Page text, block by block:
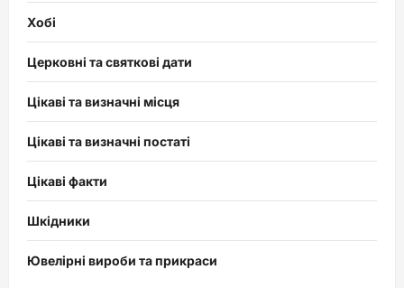
Хобі
Церковні та святкові дати
Цікаві та визначні місця
Цікаві та визначні постаті
Цікаві факти
Шкідники
Ювелірні вироби та прикраси